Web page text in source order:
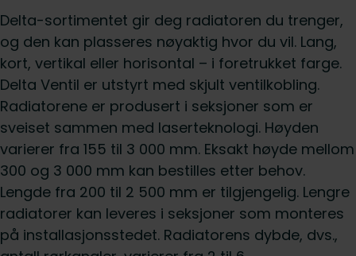
Delta-sortimentet gir deg radiatoren du trenger,
og den kan plasseres nøyaktig hvor du vil. Lang,
kort, vertikal eller horisontal – i foretrukket farge.
Delta Ventil er utstyrt med skjult ventilkobling.
Radiatorene er produsert i seksjoner som er
sveiset sammen med laserteknologi. Høyden
varierer fra 155 til 3 000 mm. Eksakt høyde mellom
300 og 3 000 mm kan bestilles etter behov.
Lengde fra 200 til 2 500 mm er tilgjengelig. Lengre
radiatorer kan leveres i seksjoner som monteres
på installasjonsstedet. Radiatorens dybde, dvs.,